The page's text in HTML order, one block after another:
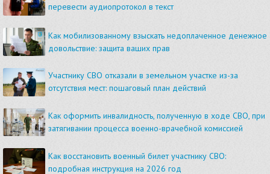
перевести аудиопротокол в текст
Как мобилизованному взыскать недоплаченное денежное
довольствие: защита ваших прав
Участнику СВО отказали в земельном участке из-за
отсутствия мест: пошаговый план действий
Как оформить инвалидность, полученную в ходе СВО, при
затягивании процесса военно-врачебной комиссией
Как восстановить военный билет участнику СВО:
подробная инструкция на 2026 год